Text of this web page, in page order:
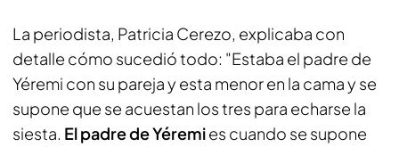
La periodista, Patricia Cerezo, explicaba con
detalle cómo sucedió todo: "Estaba el padre de
Yéremi con su pareja y esta menor en la cama y se
supone que se acuestan los tres para echarse la
siesta. El padre de Yéremies cuando se supone